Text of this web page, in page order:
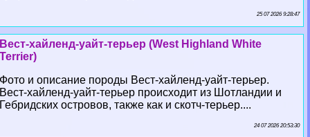
25 07 2026 9:28:47
Вест-хайленд-уайт-терьер (West Highland White
Terrier)
Фото и описание породы Вест-хайленд-уайт-терьер.
Вест-хайленд-уайт-терьер происходит из Шотландии и
Гебридских островов, также как и скотч-терьер....
24 07 2026 20:53:30